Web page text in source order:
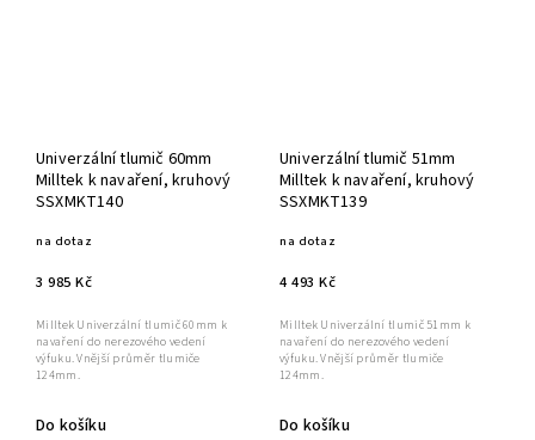
Univerzální tlumič 60mm
Milltek k navaření, kruhový
SSXMKT140
na dotaz
3 985 Kč
Do košíku
Milltek Univerzální tlumič 60mm k
navaření do nerezového vedení
výfuku. Vnější průměr tlumiče
124mm.
Univerzální tlumič 51mm
Milltek k navaření, kruhový
SSXMKT139
na dotaz
4 493 Kč
Do košíku
Milltek Univerzální tlumič 51mm k
navaření do nerezového vedení
výfuku. Vnější průměr tlumiče
124mm.